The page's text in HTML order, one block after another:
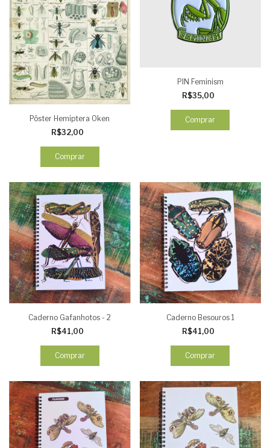
Pôster Hemiptera Oken
R$32,00
Comprar
PIN Feminism
R$35,00
Caderno Gafanhotos - 2
R$41,00
Comprar
Caderno Besouros 1
R$41,00
Comprar